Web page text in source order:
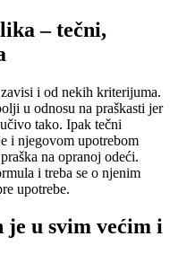
– tečni,
i od nekih kriterijuma.
u odnosu na praškasti jer
tako. Ipak tečni
i njegovom upotrebom
na opranoj odeći.
i treba se o njenim
upotrebe.
je u svim većim i